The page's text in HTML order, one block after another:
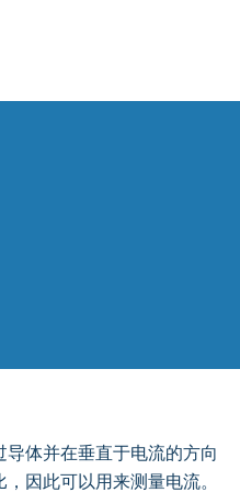
体并在垂直于电流的方向
因此可以用来测量电流。